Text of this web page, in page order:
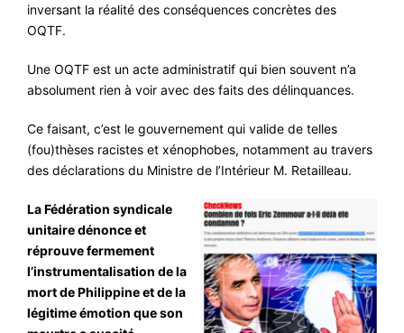
inversant la réalité des conséquences concrètes des
OQTF.
Une OQTF est un acte administratif qui bien souvent n’a
absolument rien à voir avec des faits des délinquances.
Ce faisant, c’est le gouvernement qui valide de telles
(fou)thèses racistes et xénophobes, notamment au travers
des déclarations du Ministre de l’Intérieur M. Retailleau.
La Fédération syndicale
unitaire dénonce et
réprouve fermement
l’instrumentalisation de la
mort de Philippine et de la
légitime émotion que son